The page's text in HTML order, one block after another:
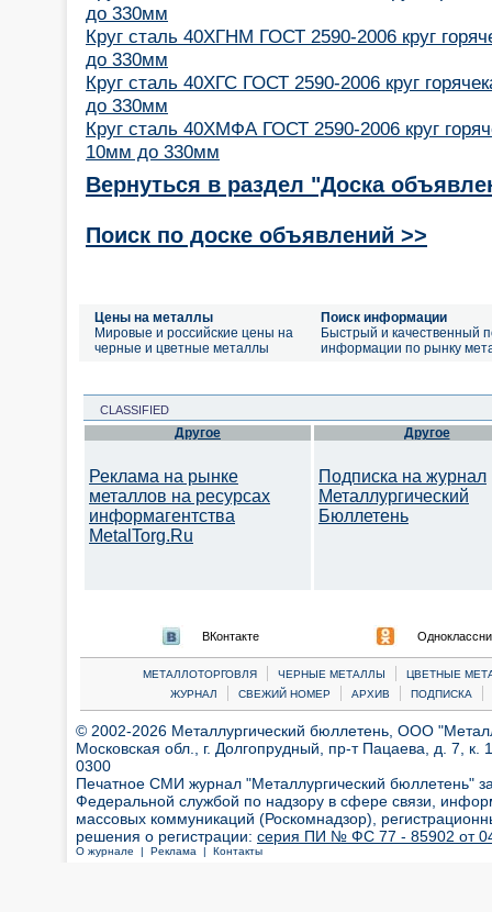
до 330мм
Круг сталь 40ХГНМ ГОСТ 2590-2006 круг
до 330мм
Круг сталь 40ХГС ГОСТ 2590-2006 круг
до 330мм
Круг сталь 40ХМФА ГОСТ 2590-2006 круг
10мм до 330мм
Вернуться в раздел "Доска
Поиск по доске объявлений >>
Цены на металлы
Мировые и российские цены на
черные и цветные металлы
Поиск информации
Быстрый и качественный
информации по рынку
CLASSIFIED
Другое
Реклама на рынке
металлов на ресурсах
информагентства
MetalTorg.Ru
Другое
Подписка на журнал
Металлургический
Бюллетень
ВКонтакте
МЕТАЛЛОТОРГОВЛЯ | ЧЕРНЫЕ МЕТАЛЛЫ |
ЦВЕТНЫЕ
ЖУРНАЛ
| СВЕЖИЙ НОМЕР | АРХИВ | ПОДПИСКА |
© 2002-2026 Металлургический бюллетень, ООО
Московская обл., г. Долгопрудный, пр-т Пацаева, д. 7,
0300
Печатное СМИ журнал "Металлургический бюллетень"
Федеральной службой по надзору в сфере связи,
массовых коммуникаций (Роскомнадзор),
решения о регистрации: серия ПИ № ФС 77 - 85902 от 04
О журнале | Реклама | Контакты